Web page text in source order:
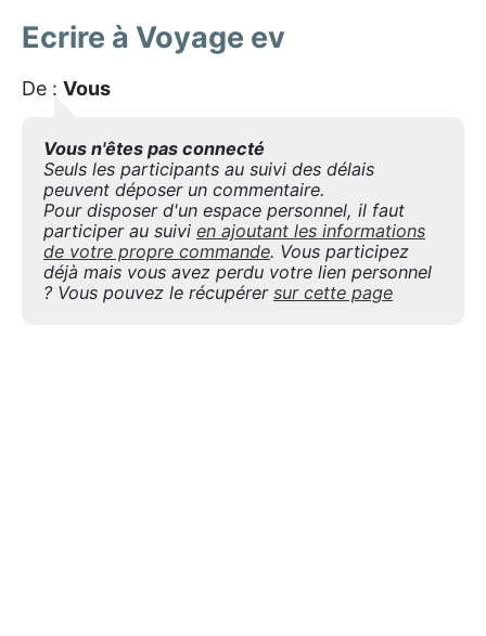
Ecrire à Voyage ev
De : Vous
Vous n'êtes pas connecté
Seuls les participants au suivi des délais
peuvent déposer un commentaire.
Pour disposer d'un espace personnel, il faut
participer au suivi en ajoutant les informations
de votre propre commande. Vous participez
déjà mais vous avez perdu votre lien personnel
? Vous pouvez le récupérer sur cette page